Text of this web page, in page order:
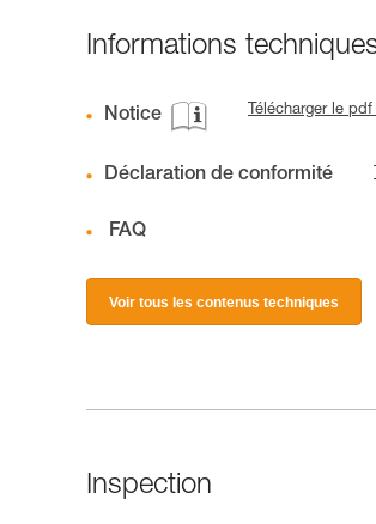
Informations
Notice Télécharger le
Déclaration de conformité
FAQ
Voir tous les contenus techniques
Inspection